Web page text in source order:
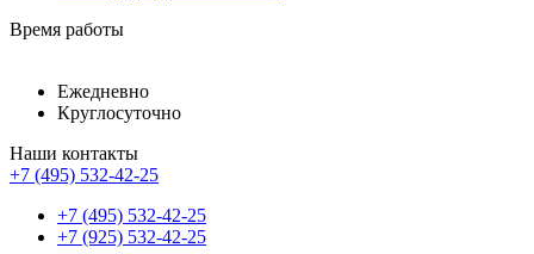
Время работы
Ежедневно
Круглосуточно
Наши контакты
+7 (495) 532-42-25
+7 (495) 532-42-25
+7 (925) 532-42-25